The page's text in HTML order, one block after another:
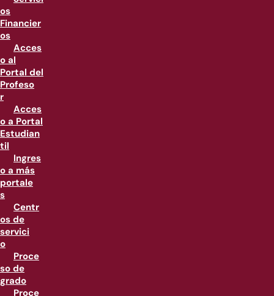
os
Financier
os
Acces
o al
Portal del
Profeso
r
Acces
o a Portal
Estudian
til
Ingres
o a más
portale
s
Centr
os de
servici
o
Proce
so de
grado
Proce